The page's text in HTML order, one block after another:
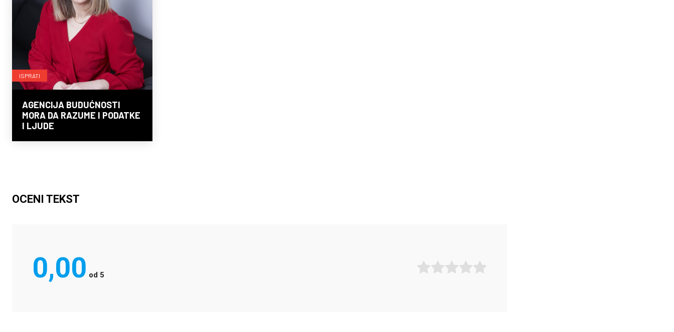
ISPRATI
AGENCIJA BUDUĆNOSTI
MORA DA RAZUME I PODATKE
I LJUDE
OCENI TEKST
0,00 od 5